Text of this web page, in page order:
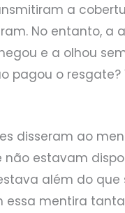
a
No entanto,
e a olhou
pagou o
disseram ao
estavam
além do
essa mentira